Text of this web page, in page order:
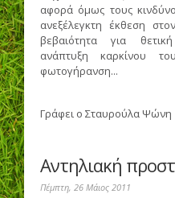
αφορά όμως τους
ανεξέλεγκτη έκθεση
βεβαιότητα για
ανάπτυξη καρκίνου
φωτογήρανση...
Γράφει ο Σταυρούλα Ψώνη
Αντηλιακή
Πέμπτη, 26 Μάιος 2011